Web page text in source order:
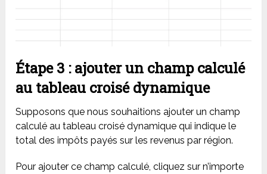
Étape 3 : ajouter un champ calculé
au tableau croisé dynamique
Supposons que nous souhaitions ajouter un champ
calculé au tableau croisé dynamique qui indique le
total des impôts payés sur les revenus par région.
Pour ajouter ce champ calculé, cliquez sur n’importe